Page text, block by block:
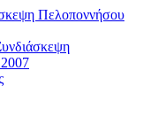
Πελοποννήσου